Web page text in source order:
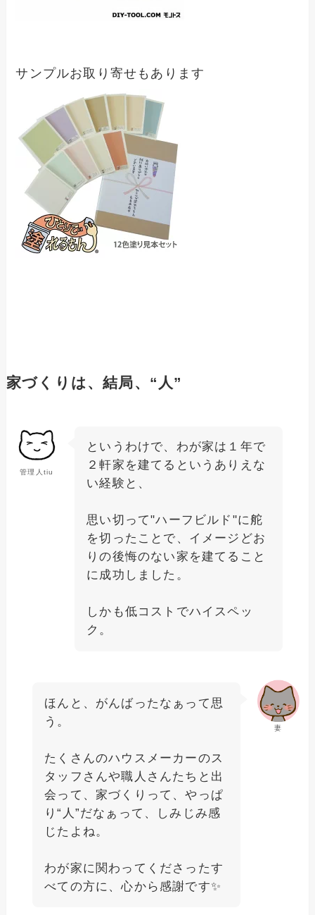
サンプルお取り寄せもあります
家づくりは、結局、“人”
管理人tiu
というわけで、わが家は１年で
２軒家を建てるというありえな
い経験と、
思い切って"ハーフビルド"に舵
を切ったことで、イメージどお
りの後悔のない家を建てること
に成功しました。
しかも低コストでハイスペッ
ク。
妻
ほんと、がんばったなぁって思
う。
たくさんのハウスメーカーのス
タッフさんや職人さんたちと出
会って、家づくりって、やっぱ
り“人”だなぁって、しみじみ感
じたよね。
わが家に関わってくださったす
べての方に、心から感謝です✨️